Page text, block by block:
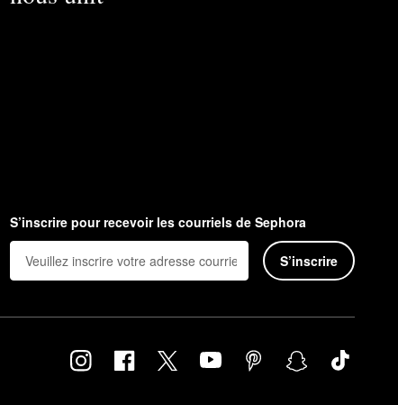
S’inscrire pour recevoir les courriels de Sephora
S’inscrire